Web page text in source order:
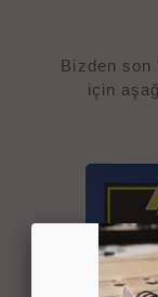
Bizden son
için